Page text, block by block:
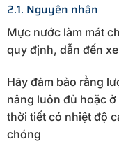
2.1. Nguyên nhân
Mực nước làm mát
quy định, dẫn đến
Hãy đảm bảo rằng
nâng luôn đủ hoặc
thời tiết có nhiệt độ
chóng